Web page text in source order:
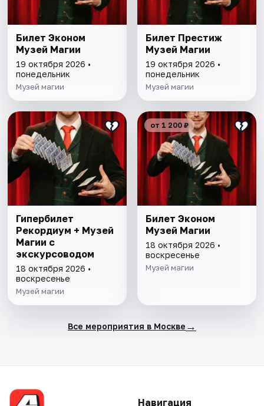
Билет Эконом
Музей Магии
19 октября 2026 •
понедельник
Музей магии
Билет Престиж
Музей Магии
19 октября 2026 •
понедельник
Музей магии
Гипербилет
Рекордиум + Музей
Магии с
экскурсоводом
18 октября 2026 •
воскресенье
Музей магии
от 1 200 ₽
Билет Эконом
Музей Магии
18 октября 2026 •
воскресенье
Музей магии
Все мероприятия в Москве →
Навигация